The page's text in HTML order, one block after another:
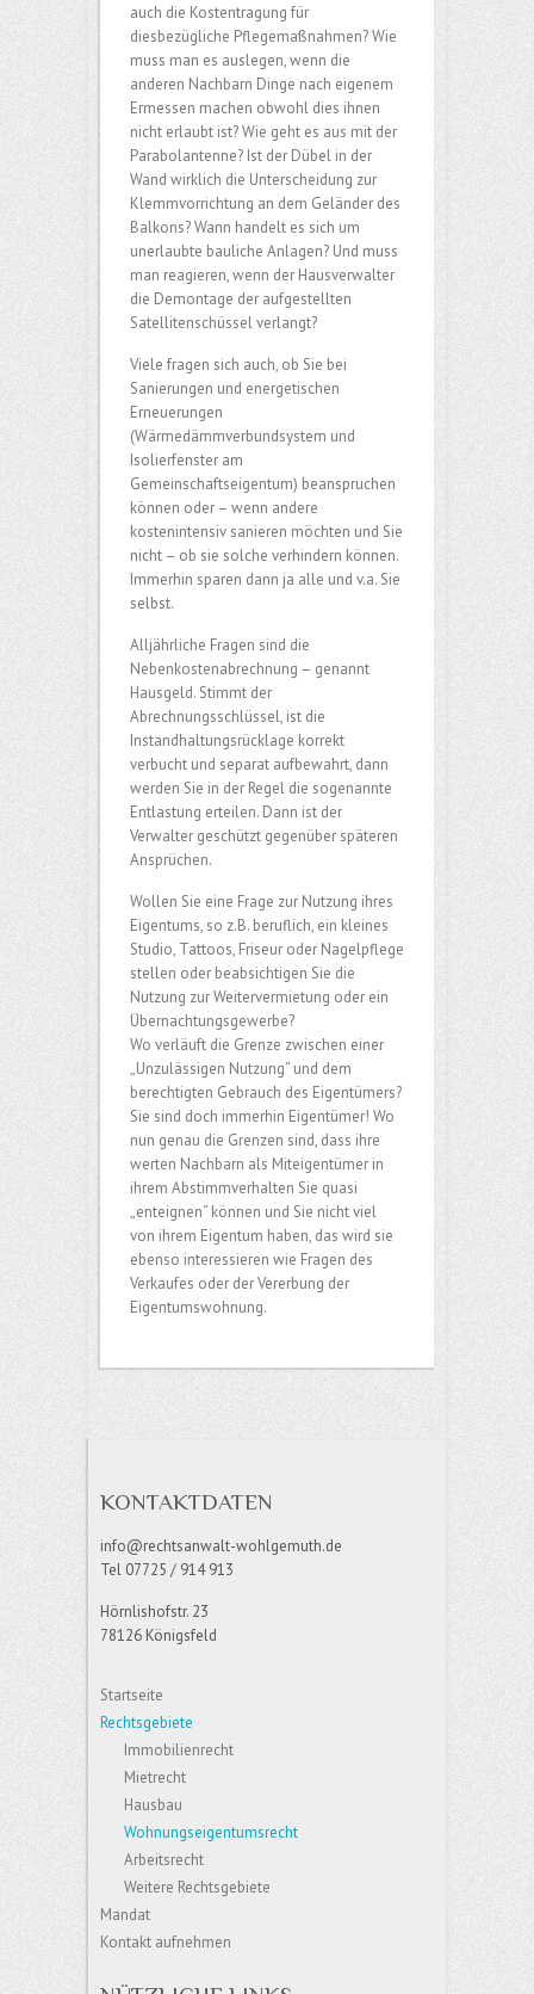
auch die Kostentragung für
diesbezügliche Pflegemaßnahmen? Wie
muss man es auslegen, wenn die
anderen Nachbarn Dinge nach eigenem
Ermessen machen obwohl dies ihnen
nicht erlaubt ist? Wie geht es aus mit der
Parabolantenne? Ist der Dübel in der
Wand wirklich die Unterscheidung zur
Klemmvorrichtung an dem Geländer des
Balkons? Wann handelt es sich um
unerlaubte bauliche Anlagen? Und muss
man reagieren, wenn der Hausverwalter
die Demontage der aufgestellten
Satellitenschüssel verlangt?
Viele fragen sich auch, ob Sie bei
Sanierungen und energetischen
Erneuerungen
(Wärmedämmverbundsystem und
Isolierfenster am
Gemeinschaftseigentum) beanspruchen
können oder – wenn andere
kostenintensiv sanieren möchten und Sie
nicht – ob sie solche verhindern können.
Immerhin sparen dann ja alle und v.a. Sie
selbst.
Alljährliche Fragen sind die
Nebenkostenabrechnung – genannt
Hausgeld. Stimmt der
Abrechnungsschlüssel, ist die
Instandhaltungsrücklage korrekt
verbucht und separat aufbewahrt, dann
werden Sie in der Regel die sogenannte
Entlastung erteilen. Dann ist der
Verwalter geschützt gegenüber späteren
Ansprüchen.
Wollen Sie eine Frage zur Nutzung ihres
Eigentums, so z.B. beruflich, ein kleines
Studio, Tattoos, Friseur oder Nagelpflege
stellen oder beabsichtigen Sie die
Nutzung zur Weitervermietung oder ein
Übernachtungsgewerbe?
Wo verläuft die Grenze zwischen einer
„Unzulässigen Nutzung“ und dem
berechtigten Gebrauch des Eigentümers?
Sie sind doch immerhin Eigentümer! Wo
nun genau die Grenzen sind, dass ihre
werten Nachbarn als Miteigentümer in
ihrem Abstimmverhalten Sie quasi
„enteignen“ können und Sie nicht viel
von ihrem Eigentum haben, das wird sie
ebenso interessieren wie Fragen des
Verkaufes oder der Vererbung der
Eigentumswohnung.
KONTAKTDATEN
info@rechtsanwalt-wohlgemuth.de
Tel 07725 / 914 913
Hörnlishofstr. 23
78126 Königsfeld
Startseite
Rechtsgebiete
Immobilienrecht
Mietrecht
Hausbau
Wohnungseigentumsrecht
Arbeitsrecht
Weitere Rechtsgebiete
Mandat
Kontakt aufnehmen